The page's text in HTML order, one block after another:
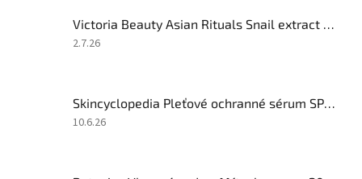
Victoria Beauty Asian Rituals Snail extract Denný a nočný bieliaci krém so slimačím extraktom 50 ml
Hodnotenie
z
5
2.7.26
Skincyclopedia Pleťové ochranné sérum SPF 50 s kyselinou hyalurónovou 3 v 1, 30 ml
Hodnotenie
10.6.26